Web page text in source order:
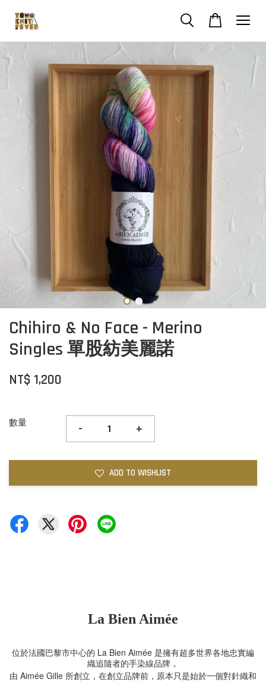
Chihiro & No Face - Merino
Singles 單股紡美麗諾
NT$ 1,200
數量 - +
ADD TO WISHLIST
La Bien Aimée
位於法國巴黎市中心的 La Bien Aimée 是擁有超多世界各地忠實編
織追隨者的手染線品牌，
由 Aimée Gille 所創立，在創立品牌前，原本只是始於一個對針織和